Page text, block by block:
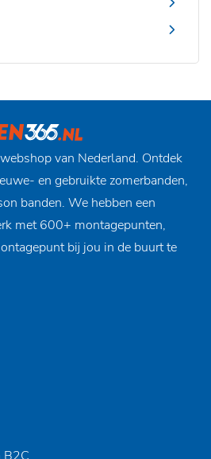
van Nederland. Ontdek
en gebruikte zomerbanden,
banden. We hebben een
met 600+ montagepunten,
bij jou in de buurt te
B2C